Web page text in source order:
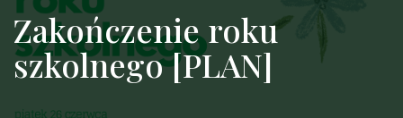
Zakończenie roku
szkolnego [PLAN]